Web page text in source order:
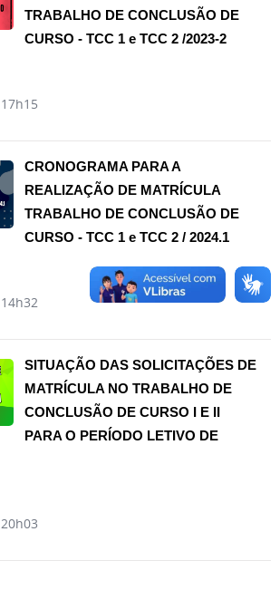
TRABALHO DE CONCLUSÃO DE
CURSO - TCC 1 e TCC 2 /2023-2
17h15
CRONOGRAMA PARA A
REALIZAÇÃO DE MATRÍCULA
TRABALHO DE CONCLUSÃO DE
CURSO - TCC 1 e TCC 2 / 2024.1
14h32
SITUAÇÃO DAS SOLICITAÇÕES DE
MATRÍCULA NO TRABALHO DE
CONCLUSÃO DE CURSO I E II
PARA O PERÍODO LETIVO DE
20h03